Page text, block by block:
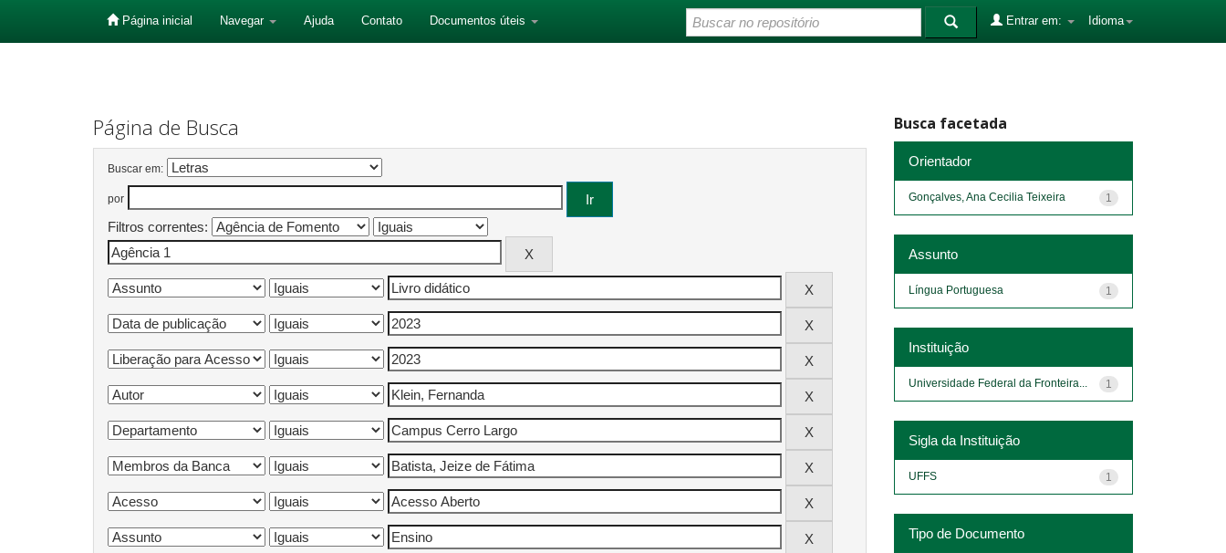
Página inicial Navegar Ajuda Contato Documentos úteis Idioma
Entrar em:
Página de Busca
Buscar em:
por
Filtros correntes:
Busca facetada
Orientador
1
Gonçalves, Ana Cecilia Teixeira
Assunto
1
Língua Portuguesa
Instituição
1
Universidade Federal da Fronteira...
Sigla da Instituição
1
UFFS
Tipo de Documento